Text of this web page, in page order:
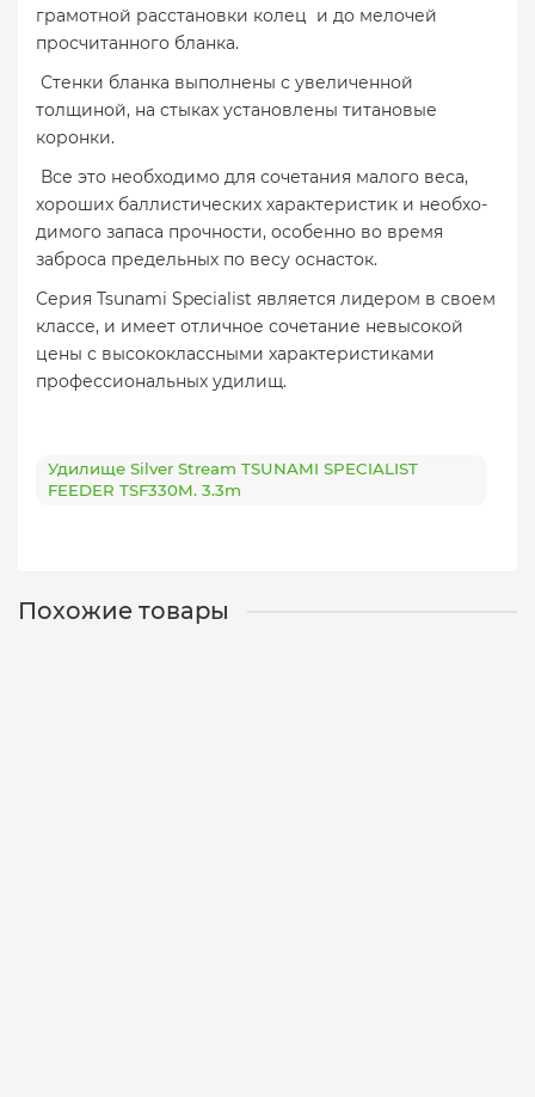
грамотной расстановки колец и до мелочей
просчитанного бланка.
Стенки бланка выполнены с увеличенной
толщиной, на стыках установлены титановые
коронки.
Все это необходимо для сочетания малого веса,
хороших баллистических характеристик и необхо­
димого запаса прочности, особенно во время
заброса предельных по весу оснасток.
Серия Tsunami Specialist является лидером в своем
классе, и имеет отличное сочетание невысокой
цены с высококлассными характеристиками
профессиональных удилищ.
Удилище Silver Stream TSUNAMI SPECIALIST
FEEDER TSF330M. 3.3m
Похожие товары